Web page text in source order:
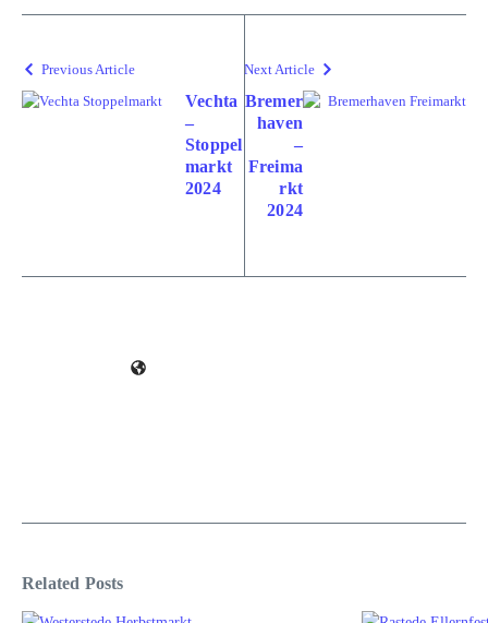
Previous Article
Vechta
–
Stoppel
markt
2024
Next Article
Bremer
haven
–
Freima
rkt
2024
Related Posts